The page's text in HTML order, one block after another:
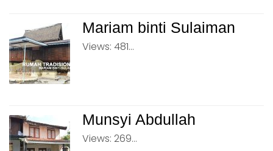
Mariam binti Sulaiman
Views: 481...
Munsyi Abdullah
Views: 269...